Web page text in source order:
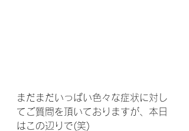
まだまだいっぱい色々な症状に対し
てご質問を頂いておりますが、本日
はこの辺りで(笑)